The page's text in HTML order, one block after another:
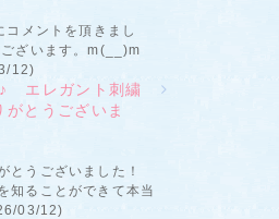
コメントを頂きまし
ざいます。m(__)m
12)
♪ エレガント刺繍
とうございま
とうございました！
知ることができて本当
03/12)